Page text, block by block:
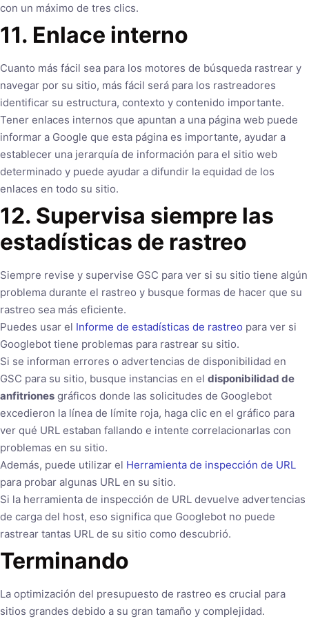
con un máximo de tres clics.
11. Enlace interno
Cuanto más fácil sea para los motores de búsqueda rastrear y
navegar por su sitio, más fácil será para los rastreadores
identificar su estructura, contexto y contenido importante.
Tener enlaces internos que apuntan a una página web puede
informar a Google que esta página es importante, ayudar a
establecer una jerarquía de información para el sitio web
determinado y puede ayudar a difundir la equidad de los
enlaces en todo su sitio.
12. Supervisa siempre las
estadísticas de rastreo
Siempre revise y supervise GSC para ver si su sitio tiene algún
problema durante el rastreo y busque formas de hacer que su
rastreo sea más eficiente.
Puedes usar el Informe de estadísticas de rastreo para ver si
Googlebot tiene problemas para rastrear su sitio.
Si se informan errores o advertencias de disponibilidad en
GSC para su sitio, busque instancias en el disponibilidad de
anfitriones gráficos donde las solicitudes de Googlebot
excedieron la línea de límite roja, haga clic en el gráfico para
ver qué URL estaban fallando e intente correlacionarlas con
problemas en su sitio.
Además, puede utilizar el Herramienta de inspección de URL
para probar algunas URL en su sitio.
Si la herramienta de inspección de URL devuelve advertencias
de carga del host, eso significa que Googlebot no puede
rastrear tantas URL de su sitio como descubrió.
Terminando
La optimización del presupuesto de rastreo es crucial para
sitios grandes debido a su gran tamaño y complejidad.